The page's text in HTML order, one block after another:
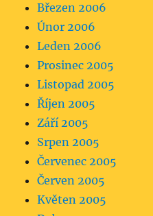
Březen 2006
Únor 2006
Leden 2006
Prosinec 2005
Listopad 2005
Říjen 2005
Září 2005
Srpen 2005
Červenec 2005
Červen 2005
Květen 2005